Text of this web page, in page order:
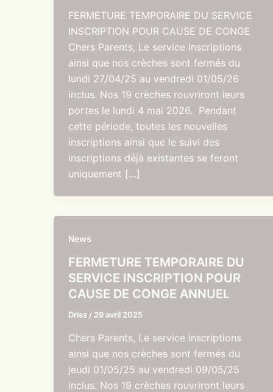
FERMETURE TEMPORAIRE DU SERVICE
INSCRIPTION POUR CAUSE DE CONGE
Chers Parents, Le service inscriptions
ainsi que nos crèches sont fermés du
lundi 27/04/25 au vendredi 01/05/26
inclus. Nos 19 crèches rouvriront leurs
portes le lundi 4 mai 2026. Pendant
cette période, toutes les nouvelles
inscriptions ainsi que le suivi des
inscriptions déjà existantes se feront
uniquement […]
News
FERMETURE TEMPORAIRE DU
SERVICE INSCRIPTION POUR
CAUSE DE CONGE ANNUEL
Driss / 29 avril 2025
Chers Parents, Le service inscriptions
ainsi que nos crèches sont fermés du
jeudi 01/05/25 au vendredi 09/05/25
inclus. Nos 19 crèches rouvriront leurs